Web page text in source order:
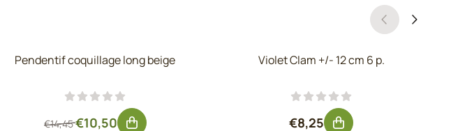
Pendentif coquillage long beige
Par14,45 pour 10,50, hors TVA : 8,68
€14,45€10,50
Violet Clam +/- 12 cm 6 p.
Prix: 8,25, hors TVA : 6,82
€8,25